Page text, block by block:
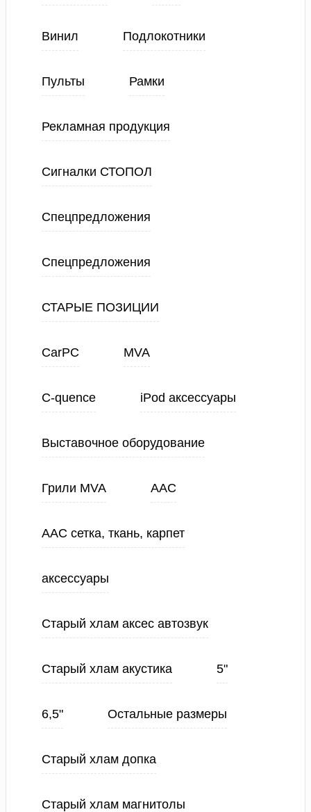
Винил Подлокотники
Пульты Рамки
Рекламная продукция
Сигналки СТОПОЛ
Спецпредложения
Спецпредложения
СТАРЫЕ ПОЗИЦИИ
CarPC MVA
C-quence iPod аксессуары
Выставочное оборудование
Грили MVA ААС
ААС сетка, ткань, карпет
аксессуары
Старый хлам аксес автозвук
Старый хлам акустика 5"
6,5" Остальные размеры
Старый хлам допка
Старый хлам магнитолы